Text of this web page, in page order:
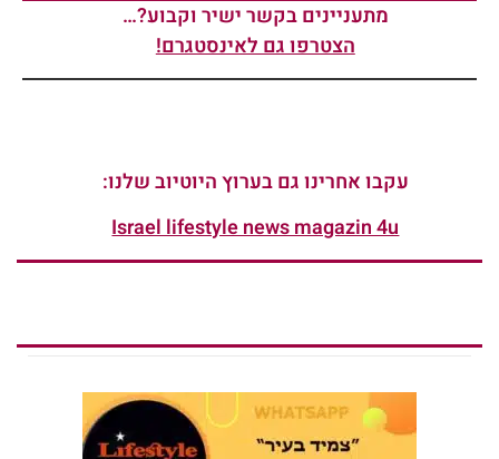
מתעניינים בקשר ישיר וקבוע?…
הצטרפו גם לאינסטגרם!
עקבו אחרינו גם בערוץ היוטיוב שלנו:
Israel lifestyle news magazin 4u